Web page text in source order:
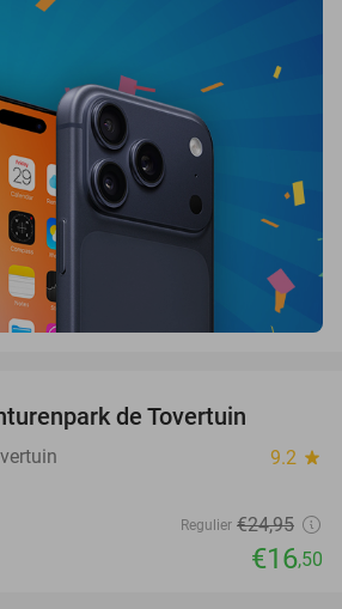
de Tovertuin
9.2 star
Regulier €24,95
€16,50